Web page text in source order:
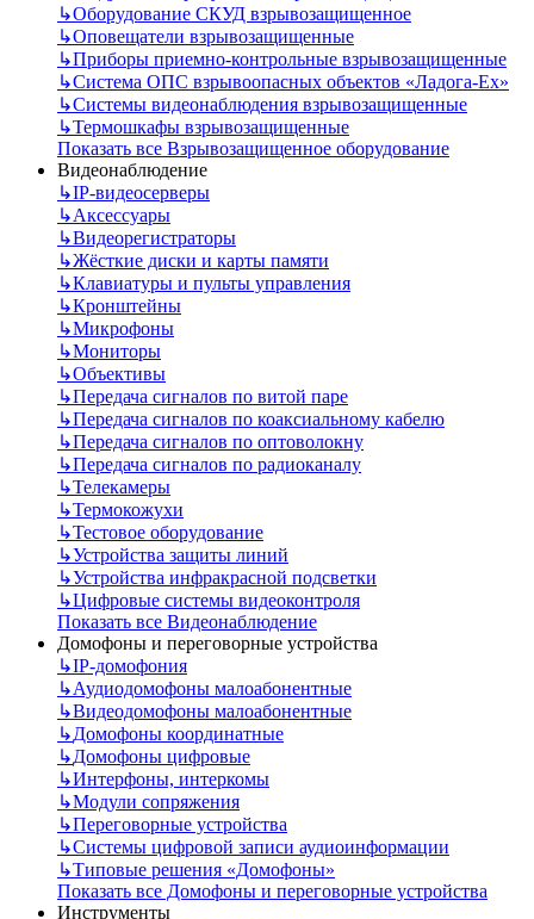
↳Оборудование СКУД взрывозащищенное
↳Оповещатели взрывозащищенные
↳Приборы приемно-контрольные взрывозащищенные
↳Система ОПС взрывоопасных объектов «Ладога-Ex»
↳Системы видеонаблюдения взрывозащищенные
↳Термошкафы взрывозащищенные
Показать все Взрывозащищенное оборудование
Видеонаблюдение
↳IP-видеосерверы
↳Аксессуары
↳Видеорегистраторы
↳Жёсткие диски и карты памяти
↳Клавиатуры и пульты управления
↳Кронштейны
↳Микрофоны
↳Мониторы
↳Объективы
↳Передача сигналов по витой паре
↳Передача сигналов по коаксиальному кабелю
↳Передача сигналов по оптоволокну
↳Передача сигналов по радиоканалу
↳Телекамеры
↳Термокожухи
↳Тестовое оборудование
↳Устройства защиты линий
↳Устройства инфракрасной подсветки
↳Цифровые системы видеоконтроля
Показать все Видеонаблюдение
Домофоны и переговорные устройства
↳IP-домофония
↳Аудиодомофоны малоабонентные
↳Видеодомофоны малоабонентные
↳Домофоны координатные
↳Домофоны цифровые
↳Интерфоны, интеркомы
↳Модули сопряжения
↳Переговорные устройства
↳Системы цифровой записи аудиоинформации
↳Типовые решения «Домофоны»
Показать все Домофоны и переговорные устройства
Инструменты